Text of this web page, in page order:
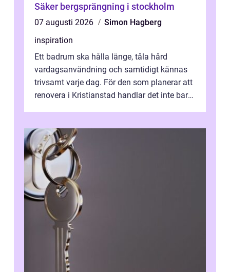
Säker bergsprängning i stockholm
07 augusti 2026
Simon Hagberg
inspiration
Ett badrum ska hålla länge, tåla hård
vardagsanvändning och samtidigt kännas
trivsamt varje dag. För den som planerar att
renovera i Kristianstad handlar det inte bara